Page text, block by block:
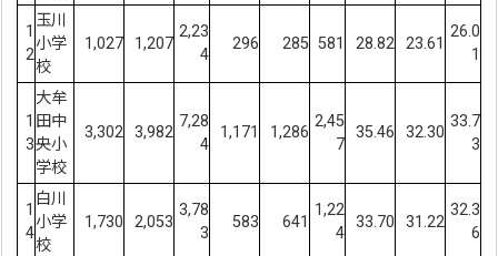
1
2
玉川
小学
校
1,027 1,207
2,23
4
296 285 581 28.82 23.61
26.0
1
1
3
大牟
田中
央小
学校
3,302 3,982
7,28
4
1,171 1,286
2,45
7
35.46 32.30
33.7
3
1
4
白川
小学
校
1,730 2,053
3,78
3
583 641
1,22
4
33.70 31.22
32.3
6